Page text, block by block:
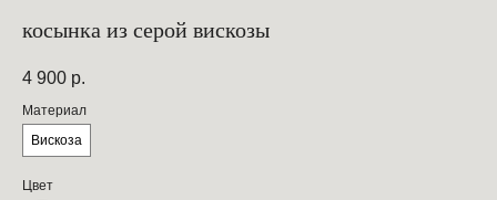
косынка из серой вискозы
4 900 р.
Материал
Вискоза
Цвет